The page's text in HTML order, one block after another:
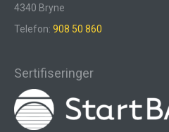
4340 Bryne
Telefon: 908 50 860
Sertifiseringer